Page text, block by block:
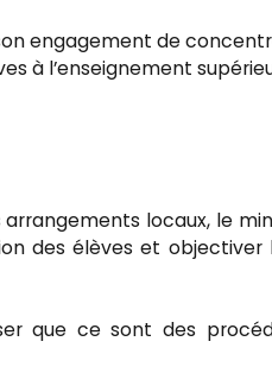
engagement de
à l’enseignement
locaux, le
des élèves et objectiver
que ce sont des